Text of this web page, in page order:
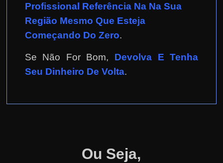
Profissional Referência Na Na Sua
Região Mesmo Que Esteja
Começando Do Zero.
Se Não For Bom, Devolva E Tenha
Seu Dinheiro De Volta.
Ou Seja,